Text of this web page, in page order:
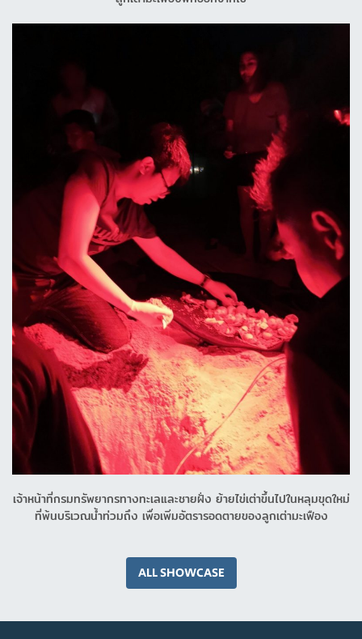
เจ้าหน้าที่กรมทรัพยากรทางทะเลและชายฝั่ง ย้ายไข่เต่าขึ้นไปในหลุมขุดใหม่
ที่พ้นบริเวณน้ำท่วมถึง เพื่อเพิ่มอัตรารอดตายของลูกเต่ามะเฟือง
ALL SHOWCASE